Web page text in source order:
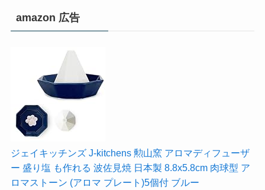
amazon 広告
ジェイキッチンズ J-kitchens 勲山窯 アロマディフューザ
ー 盛り塩 も作れる 波佐見焼 日本製 8.8x5.8cm 肉球型 ア
ロマストーン (アロマ プレート)5個付 ブルー